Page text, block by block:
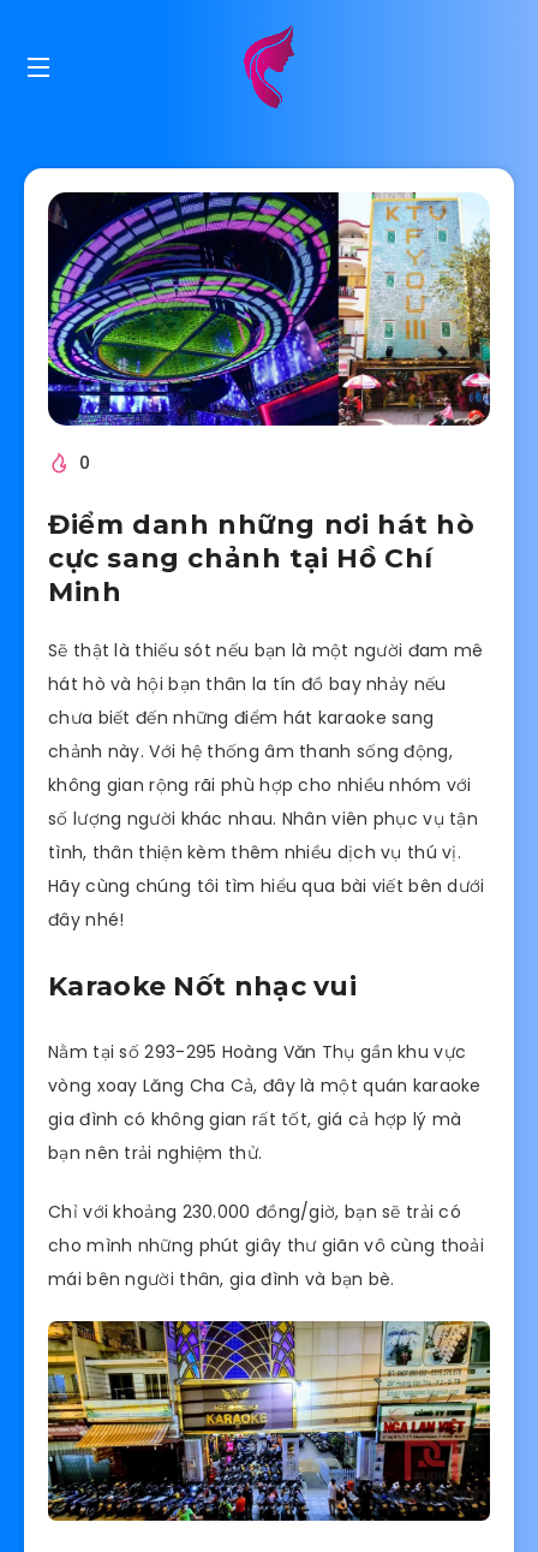
0
Điểm danh những nơi hát hò
cực sang chảnh tại Hồ Chí
Minh
Sẽ thật là thiếu sót nếu bạn là một người đam mê
hát hò và hội bạn thân la tín đồ bay nhảy nếu
chưa biết đến những điểm hát karaoke sang
chảnh này. Với hệ thống âm thanh sống động,
không gian rộng rãi phù hợp cho nhiều nhóm với
số lượng người khác nhau. Nhân viên phục vụ tận
tình, thân thiện kèm thêm nhiều dịch vụ thú vị.
Hãy cùng chúng tôi tìm hiểu qua bài viết bên dưới
đây nhé!
Karaoke Nốt nhạc vui
Nằm tại số 293-295 Hoàng Văn Thụ gần khu vực
vòng xoay Lăng Cha Cả, đây là một quán karaoke
gia đình có không gian rất tốt, giá cả hợp lý mà
bạn nên trải nghiệm thử.
Chỉ với khoảng 230.000 đồng/giờ, bạn sẽ trải có
cho mình những phút giây thư giãn vô cùng thoải
mái bên người thân, gia đình và bạn bè.